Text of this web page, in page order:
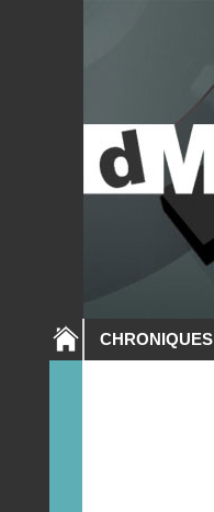
CHRONIQUES